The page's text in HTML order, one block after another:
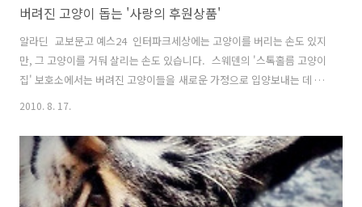
버려진 고양이 돕는 '사랑의 후원상품'
알라딘 교보문고 예스24 인터파크세상에는 고양이를 버리는 손도 있지
만, 그 고양이를 거둬 살리는 손도 있습니다. 스웨덴의 '스톡홀름 고양이
집' 보호소에서는 버려진 고양이들을 새로운 가정으로 입양보내는 데 주
력하면서, 보호소가 안정적으로 운영되도록 다양한 후원상품을 비치하
도 쏠쏠합니다. 진열장 유리에 반사가 되어 잘 보이지 않지만, 가장 손쉽
게 제작할 수 있는 달력과 엽서 외에도 기념 티셔츠, 컵받침, 길고양이의
모험을 다룬 그림책, 보호소 고양이들이 갖고 놀 장난감까지여러 품목이
비치되어 있습니다. 반드시 보호소에서 자체제작한 상품이 아니더라도,
2010. 8. 17.